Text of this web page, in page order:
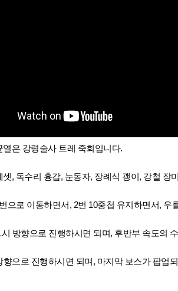
열은 강령술사 트레 죽회입니다.
셋, 독수리 흉갑, 눈동자, 장례식 괭이, 강철 장
으로 이동하면서, 2번 10중첩 유지하면서, 우
시 방향으로 진행하시면 되며, 후반부 속도의
향으로 진행하시면 되며, 마지막 보스가 팝업